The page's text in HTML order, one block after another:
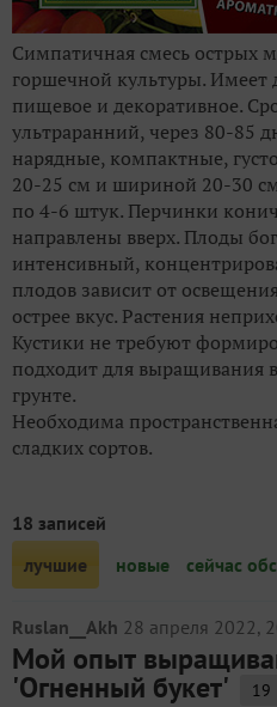
Симпатичная смесь острых
горшечной культуры. Имеет
пищевое и декоративное.
ультраранний, через 80-85
нарядные, компактные,
20-25 см и шириной 20-30
по 4-6 штук. Перчинки
направлены вверх. Плоды
интенсивный,
плодов зависит от
острее вкус. Растения
Кустики не требуют
подходит для выращивания
грунте.
Необходима
сладких сортов.
18 записей
лучшие
новые сейчас
Ruslan__Akh 28 апреля 2022,
Мой опыт
'Огненный букет' 19